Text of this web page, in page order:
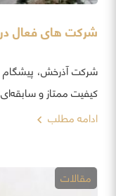
شرکت های فعال در
شرکت آذرخش، پیشگام
کیفیت ممتاز و سابقه‌ای
ادامه مطلب
مقالات